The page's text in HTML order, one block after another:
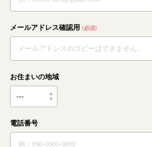
メールアドレス確認用 (必須)
お住まいの地域
電話番号